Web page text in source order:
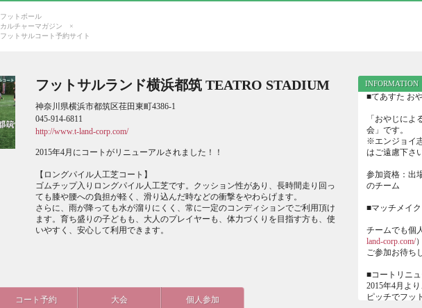
フットボール
カルチャーマガジン ×
フットサルコート予約サイト
フットサルランド横浜都筑 TEATRO STADIUM
神奈川県横浜市都筑区荏田東町4386-1
045-914-6811
http://www.t-land-corp.com/
2015年4月にコートがリニューアルされました！！
【ロングパイル人工芝コート】
ゴムチップ入りロングパイル人工芝です。クッション性があり、長時間走り回っ
ても膝や腰への負担が軽く、滑り込んだ時などの衝撃をやわらげます。
さらに、雨が降っても水が溜りにくく、常に一定のコンディションでご利用頂け
ます。育ち盛りの子どもも、大人のプレイヤーも、体力づくりを目指す方も、使
いやすく、安心して利用できます。
INFORMATION
■てあすた お
「おやじに
会」です。
※エンジョイ
はご遠慮下さ
参加資格：出
のチーム
■マッチメイ
チームでも個
land-corp.com/
ご参加お待ち
■コートリニ
2015年4月よ
ピッチでフッ
コート予約 大会 個人参加